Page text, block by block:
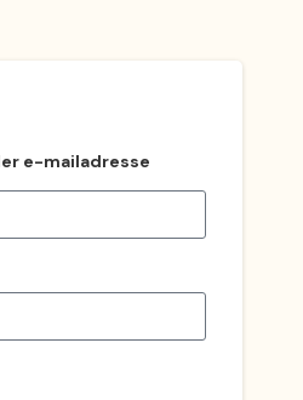
e-mailadresse